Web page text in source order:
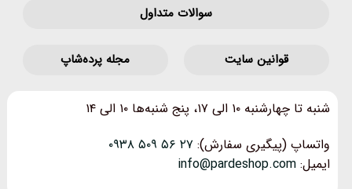
سوالات متداول
قوانین‌ سایت مجله پرده‌شاپ
شنبه تا چهارشنبه ۱۰ الی ۱۷، پنج شنبه‌ها ۱۰ الی ۱۴
واتساپ (پیگیری سفارش): ۲۷ ۵۶ ۵۰۹ ۰۹۳۸
ایمیل: info@pardeshop.com